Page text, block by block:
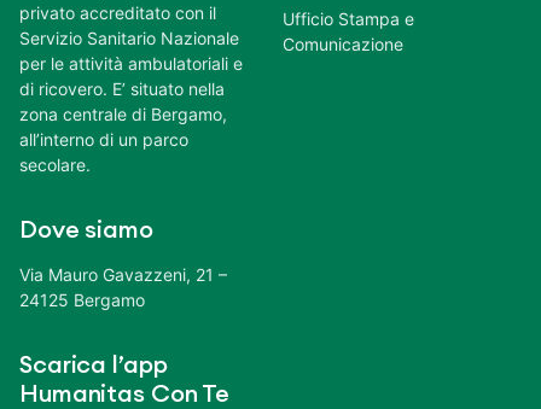
privato accreditato con il
Servizio Sanitario Nazionale
per le attività ambulatoriali e
di ricovero. E’ situato nella
zona centrale di Bergamo,
all’interno di un parco
secolare.
Dove siamo
Via Mauro Gavazzeni, 21 –
24125 Bergamo
Scarica l’app
Humanitas Con Te
Ufficio Stampa e
Comunicazione